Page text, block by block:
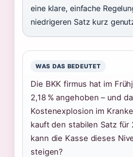
eine klare, einfache
niedrigeren Satz kurz
WAS DAS BEDEUTET
Die BKK firmus hat im
2,18 % angehoben – und
Kostenexplosion im
kauft den stabilen Satz für
kann die Kasse dieses
steigen?